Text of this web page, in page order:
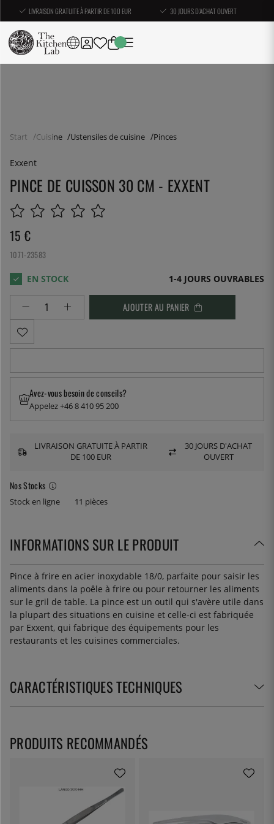
LIVRAISON GRATUITE À PARTIR DE 100 EUR 30 JOURS D'ACHAT OUVERT
Start Cuisine Ustensiles de cuisine Pinces
Exxent
PINCE DE CUISSON 30 CM - EXXENT
15 €
1071-23583
1-4 JOURS OUVRABLES
AJOUTER AU PANIER
Nos Stocks
Stock en ligne 11 pièces
Avez-vous besoin de conseils?
Appelez +46 8 410 95 200
LIVRAISON GRATUITE À PARTIR
DE 100 EUR
30 JOURS D'ACHAT
OUVERT
INFORMATIONS SUR LE PRODUIT
Pince à frire en acier inoxydable 18/0, parfaite pour saisir les
aliments dans la poêle à frire ou pour retourner les aliments
sur le gril de table. La pince est un outil qui s'avère utile dans
la plupart des situations en cuisine et celle-ci est fabriquée
par Exxent, qui fabrique des équipements pour les
restaurants et les cuisines commerciales.
CARACTÉRISTIQUES TECHNIQUES
PRODUITS RECOMMANDÉS